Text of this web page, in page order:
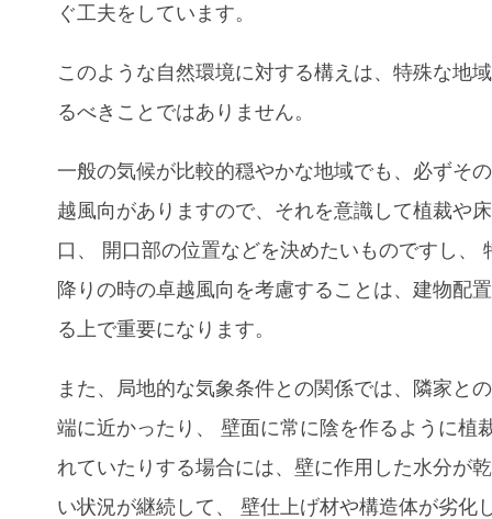
ぐ工夫をしています。
このような自然環境に対する構えは、特殊な地
るべきことではありません。
一般の気候が比較的穏やかな地域でも 、 必ずそ
越風向がありますので、 それを意識して植裁や
口 、 開口部の位置などを決めたいものですし 、
降りの時の卓越風向を考慮することは、建物配
る上で重要になります。
また 、 局地的な気象条件との関係では、 隣家と
端に近かったり 、壁面に常に陰を作るように植
れていたりする場合には、壁に作用した水分が
い状況が継続して、 壁仕上げ材や構造体が劣化